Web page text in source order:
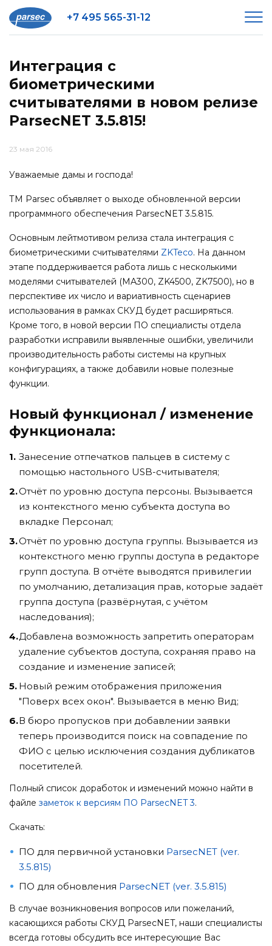
+7 495 565-31-12
Интеграция с
биометрическими
считывателями в новом релизе
ParsecNET 3.5.815!
23 мая 2016
Уважаемые дамы и господа!
ТМ Parsec объявляет о выходе обновленной версии
программного обеспечения ParsecNET 3.5.815.
Основным лейтмотивом релиза стала интеграция с
биометрическими считывателями ZKTeco. На данном
этапе поддерживается работа лишь с несколькими
моделями считывателей (MA300, ZK4500, ZK7500), но в
перспективе их число и вариативность сценариев
использования в рамках СКУД будет расширяться.
Кроме того, в новой версии ПО специалисты отдела
разработки исправили выявленные ошибки, увеличили
производительность работы системы на крупных
конфигурациях, а также добавили новые полезные
функции.
Новый функционал / изменение
функционала:
Занесение отпечатков пальцев в систему с
помощью настольного USB-считывателя;
Отчёт по уровню доступа персоны. Вызывается
из контекстного меню субъекта доступа во
вкладке Персонал;
Отчёт по уровню доступа группы. Вызывается из
контекстного меню группы доступа в редакторе
групп доступа. В отчёте выводятся привилегии
по умолчанию, детализация прав, которые задаёт
группа доступа (развёрнутая, с учётом
наследования);
Добавлена возможность запретить операторам
удаление субъектов доступа, сохраняя право на
создание и изменение записей;
Новый режим отображения приложения
"Поверх всех окон". Вызывается в меню Вид;
В бюро пропусков при добавлении заявки
теперь производится поиск на совпадение по
ФИО с целью исключения создания дубликатов
посетителей.
Полный список доработок и изменений можно найти в
файле заметок к версиям ПО ParsecNET 3.
Скачать:
ПО для первичной установки ParsecNET (ver.
3.5.815)
ПО для обновления ParsecNET (ver. 3.5.815)
В случае возникновения вопросов или пожеланий,
касающихся работы СКУД ParsecNET, наши специалисты
всегда готовы обсудить все интересующие Вас